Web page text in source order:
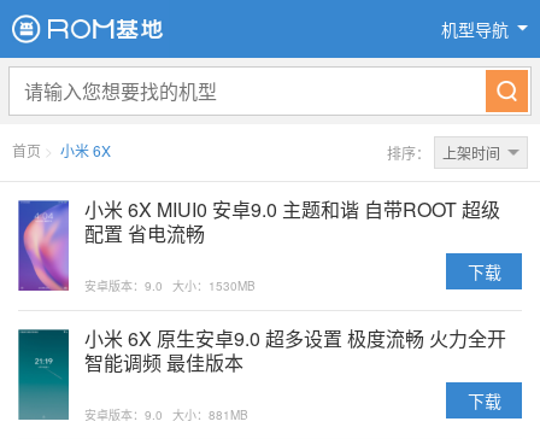
机型导航
首页 > 小米 6X 排序： 上架时间
小米 6X MIUI0 安卓9.0 主题和谐 自带ROOT 超级
配置 省电流畅
安卓版本：9.0 大小：1530MB
下载
小米 6X 原生安卓9.0 超多设置 极度流畅 火力全开
智能调频 最佳版本
安卓版本：9.0 大小：881MB
下载